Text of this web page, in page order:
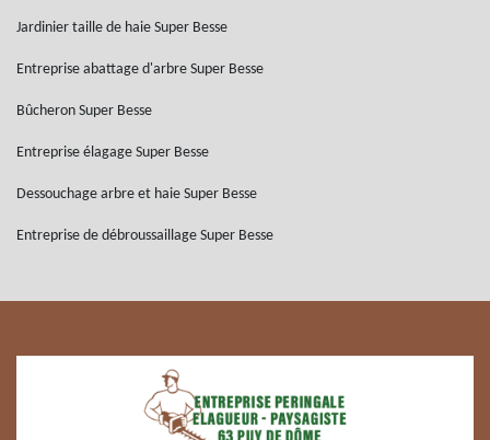
Jardinier taille de haie Super Besse
Entreprise abattage d'arbre Super Besse
Bûcheron Super Besse
Entreprise élagage Super Besse
Dessouchage arbre et haie Super Besse
Entreprise de débroussaillage Super Besse